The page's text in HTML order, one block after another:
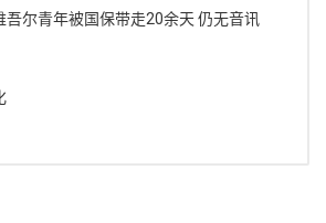
吾尔青年被国保带走20余天 仍无音讯